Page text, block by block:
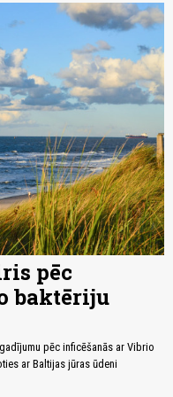
pēc
baktēriju
pēc inficēšanās ar Vibrio
ar Baltijas jūras ūdeni